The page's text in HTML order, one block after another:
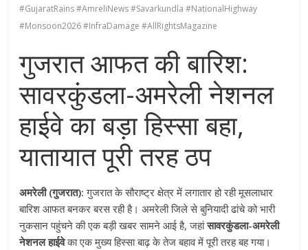
#GujaratRains #AmreliNews #Savarkundla #NationalHighway
#Monsoon2026 #InfraDamage #AllRightsMagazine
गुजरात आफत की बारिश:
सावरकुंडला-अमरेली नेशनल
हाईवे का बड़ा हिस्सा बहा,
यातायात पूरी तरह ठप
अमरेली (गुजरात): गुजरात के सौराष्ट्र क्षेत्र में लगातार हो रही मूसलाधार
बारिश आफत बनकर बरस रही है। अमरेली जिले से बुनियादी ढांचे को भारी
नुकसान पहुंचने की एक बड़ी खबर सामने आई है, जहांसावरकुंडला-अमरेली
नेशनल हाईवेका एक मुख्य हिस्सा बाढ़ के तेज बहाव में पूरी तरह बह गया।